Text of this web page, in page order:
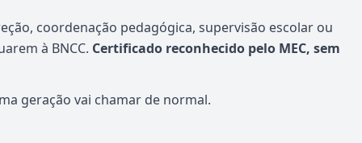
coordenação pedagógica, supervisão escolar ou
à BNCC. Certificado reconhecido pelo MEC, sem
geração vai chamar de normal.